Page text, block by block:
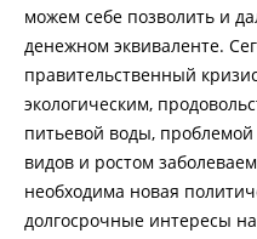
можем себе позволить и
денежном эквиваленте.
правительственный
экологическим,
питьевой воды,
видов и ростом
необходима новая
долгосрочные интересы